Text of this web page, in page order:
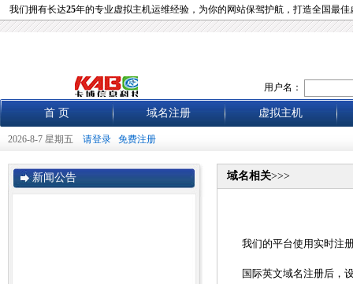
我们拥有长达25年的专业虚拟主机运维经验，为你的网站保驾护航，打造全国最佳
用户名：
首 页 域名注册 虚拟主机
2026-8-7 星期五 请登录 免费注册
新闻公告 域名相关>>>
我们的平台使用实时注
国际英文域名注册后，